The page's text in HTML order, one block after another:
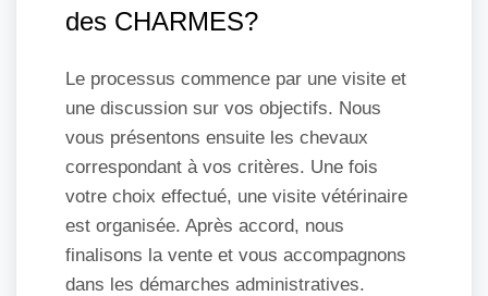
des CHARMES?
Le processus commence par une visite et
une discussion sur vos objectifs. Nous
vous présentons ensuite les chevaux
correspondant à vos critères. Une fois
votre choix effectué, une visite vétérinaire
est organisée. Après accord, nous
finalisons la vente et vous accompagnons
dans les démarches administratives.